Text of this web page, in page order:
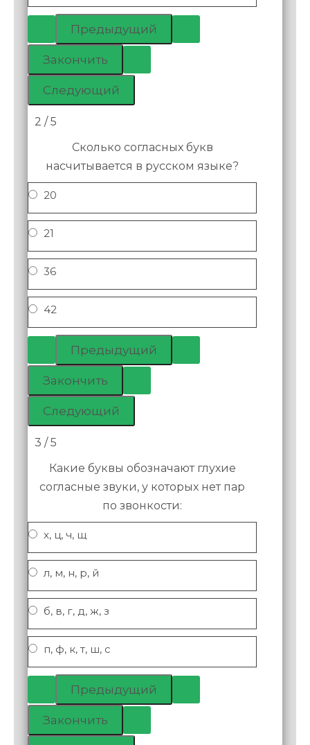
2 / 5
Сколько согласных букв
насчитывается в русском языке?
20
21
36
42
3 / 5
Какие буквы обозначают глухие
согласные звуки, у которых нет пар
по звонкости:
х, ц, ч, щ
л, м, н, р, й
б, в, г, д, ж, з
п, ф, к, т, ш, с